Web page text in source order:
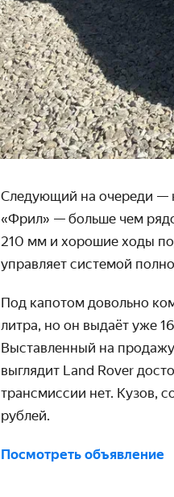
Следующий на очереди —
«Фрил» — больше чем
210 мм и хорошие ходы
управляет системой
Под капотом довольно
литра, но он выдаёт уже
Выставленный на
выглядит Land Rover
трансмиссии нет. Кузов,
рублей.
Посмотреть объявление